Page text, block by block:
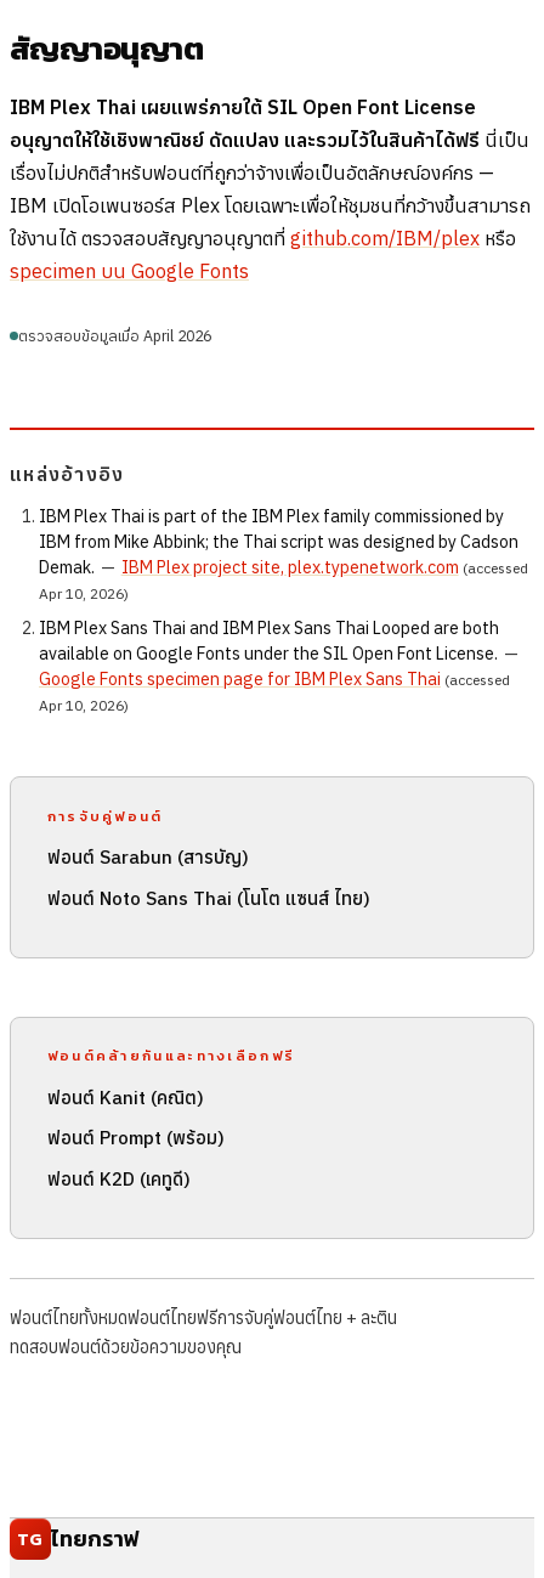
สัญญาอนุญาต
IBM Plex Thai เผยแพร่ภายใต้ SIL Open Font License
อนุญาตให้ใช้เชิงพาณิชย์ ดัดแปลง และรวมไว้ในสินค้าได้ฟรี นี่เป็น
เรื่องไม่ปกติสำหรับฟอนต์ที่ถูกว่าจ้างเพื่อเป็นอัตลักษณ์องค์กร —
IBM เปิดโอเพนซอร์ส Plex โดยเฉพาะเพื่อให้ชุมชนที่กว้างขึ้นสามารถ
ใช้งานได้ ตรวจสอบสัญญาอนุญาตที่ github.com/IBM/plex หรือ
specimen บน Google Fonts
ตรวจสอบข้อมูลเมื่อ April 2026
แหล่งอ้างอิง
IBM Plex Thai is part of the IBM Plex family commissioned by
IBM from Mike Abbink; the Thai script was designed by Cadson
Demak. — IBM Plex project site, plex.typenetwork.com (accessed
Apr 10, 2026)
IBM Plex Sans Thai and IBM Plex Sans Thai Looped are both
available on Google Fonts under the SIL Open Font License. —
Google Fonts specimen page for IBM Plex Sans Thai (accessed
Apr 10, 2026)
การจับคู่ฟอนต์
ฟอนต์ Sarabun (สารบัญ)
ฟอนต์ Noto Sans Thai (โนโต แซนส์ ไทย)
ฟอนต์คล้ายกันและทางเลือกฟรี
ฟอนต์ Kanit (คณิต)
ฟอนต์ Prompt (พร้อม)
ฟอนต์ K2D (เคทูดี)
ฟอนต์ไทยทั้งหมดฟอนต์ไทยฟรีการจับคู่ฟอนต์ไทย + ละติน
ทดสอบฟอนต์ด้วยข้อความของคุณ
TG ไทยกราฟ